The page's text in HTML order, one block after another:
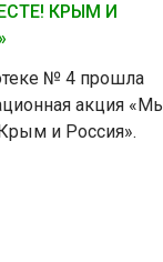
КРЫМ И
№ 4 прошла
акция
и Россия».